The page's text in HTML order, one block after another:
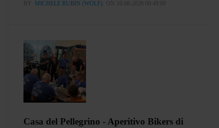
BY MICHELE RUBIN (WOLF) ON 10-08-2026 00:49:09
Casa del Pellegrino - Aperitivo Bikers di